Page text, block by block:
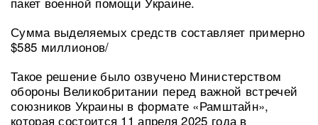
Сумма выделяемых средств составляет примерно
$585 миллионов/
Такое решение было озвучено Министерством
обороны Великобритании перед важной встречей
союзников Украины в формате «Рамштайн»,
которая состоится 11 апреля 2025 года в